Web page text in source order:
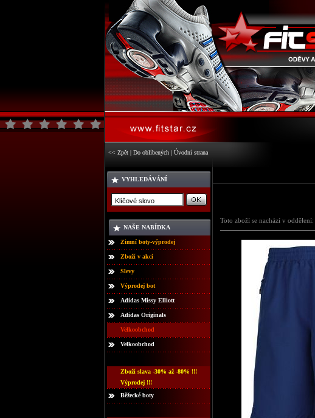
<< Zpět | Do oblíbených | Úvodní strana
VYHLEDÁVÁNÍ
NAŠE NABÍDKA
Zimní boty-výprodej
Zboží v akci
Slevy
Výprodej bot
Adidas Missy Elliott
Adidas Originals
Velkoobchod
Velkoobchod
Zboží slava -30% až -80% !!!
Výprodej !!!
Běžecké boty
Toto zboží se nachází v oddělení: